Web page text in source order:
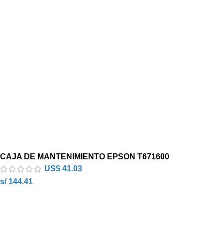
CAJA DE MANTENIMIENTO EPSON T671600
US$ 41.03
s/ 144.41